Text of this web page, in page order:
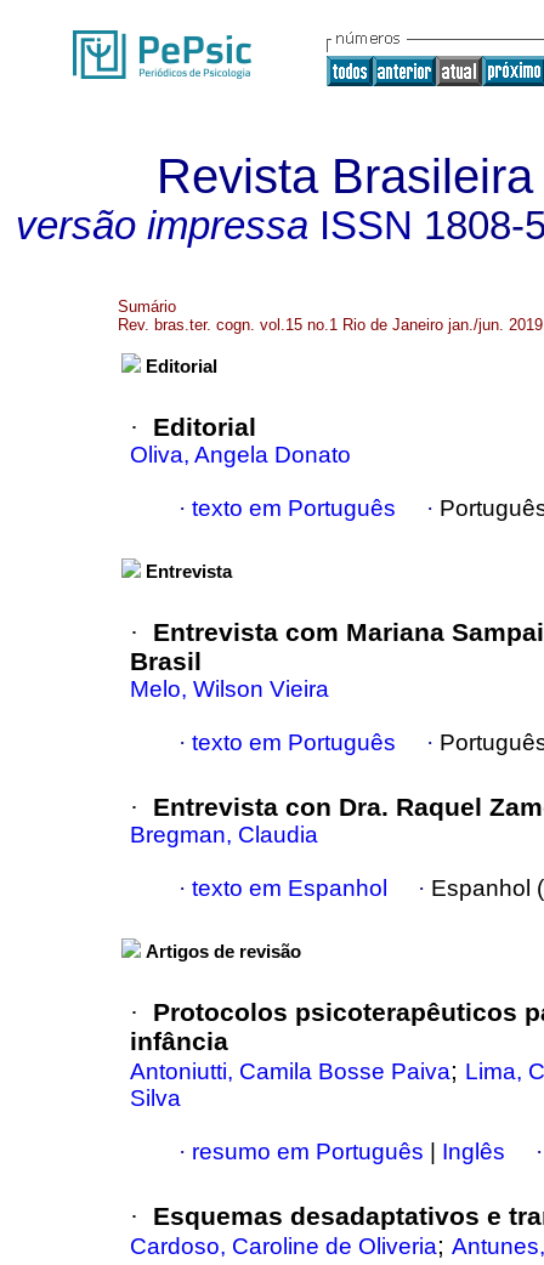
Revista
versão impressa ISSN 1808-
Sumário
Rev. bras.ter. cogn. vol.15 no.1 Rio de Janeiro jan./jun. 2019
Editorial
· Editorial
Oliva, Angela Donato
· texto em Português ·
Entrevista
·
Entrevista com Mariana
Brasil
Melo, Wilson Vieira
· texto em Português ·
· Entrevista con Dra. Raquel
Bregman, Claudia
· texto em Espanhol · Espanhol
Artigos de revisão
·
Protocolos psicoterapêuticos
infância
Antoniutti, Camila Bosse Paiva; Lima,
Silva
· resumo em Português Inglês
· Esquemas desadaptativos e
Cardoso, Caroline de Oliveria;